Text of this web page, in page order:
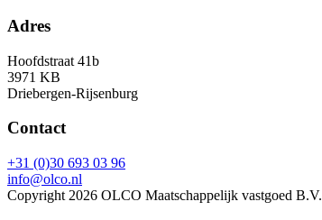
Adres
Hoofdstraat 41b
3971 KB
Driebergen-Rijsenburg
Contact
+31 (0)30 693 03 96
info@olco.nl
Copyright 2026 OLCO Maatschappelijk vastgoed B.V.